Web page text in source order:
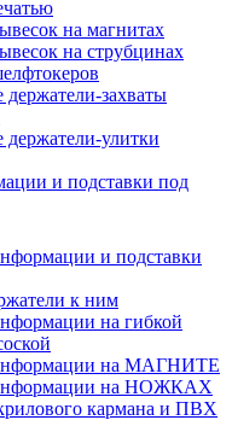
на магнитах
на струбцинах
захваты
держатели-улитки
и подставки под
и подставки
к ним
на гибкой
на МАГНИТЕ
на НОЖКАХ
кармана и ПВХ